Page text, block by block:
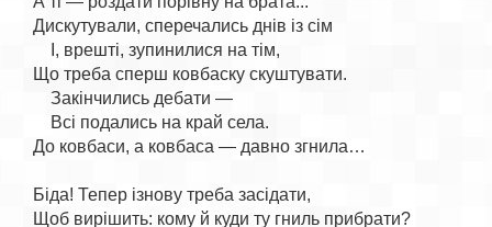
Дискутували, сперечались днів із сім
    І, врешті, зупинилися на тім,
Що треба сперш ковбаску скуштувати.
    Закінчились дебати —
    Всі подались на край села.
До ковбаси, а ковбаса — давно згнила…
Біда! Тепер ізнову треба засідати,